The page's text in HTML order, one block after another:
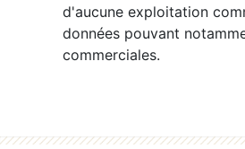
d'aucune exploitation
données pouvant
commerciales.